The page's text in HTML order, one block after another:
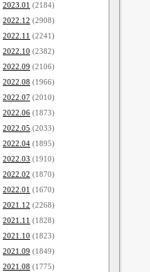
2023.01 (2184)
2022.12 (2908)
2022.11 (2241)
2022.10 (2382)
2022.09 (2106)
2022.08 (1966)
2022.07 (2010)
2022.06 (1873)
2022.05 (2033)
2022.04 (1895)
2022.03 (1910)
2022.02 (1870)
2022.01 (1670)
2021.12 (2268)
2021.11 (1828)
2021.10 (1823)
2021.09 (1849)
2021.08 (1775)